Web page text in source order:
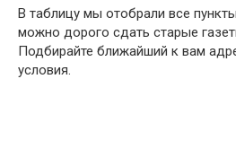
~ 2
руб.
бумаги и картона
вперемешку
исключая сорт
МС-12В
В таблицу мы отобрали все
можно дорого сдать старые
Подбирайте ближайший к вам
условия.